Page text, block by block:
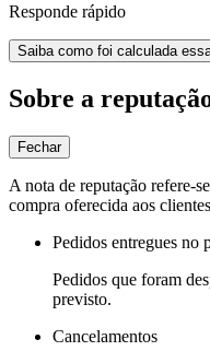
Responde rápido
Saiba como foi calculada
Sobre a
Fechar
A nota de reputação refere-
compra oferecida aos
Pedidos entregues no
Pedidos que foram
previsto.
Cancelamentos